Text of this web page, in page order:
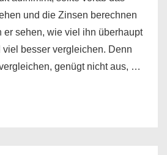
und die Zinsen berechnen
er sehen, wie viel ihn überhaupt
viel besser vergleichen. Denn
genügt nicht aus, …